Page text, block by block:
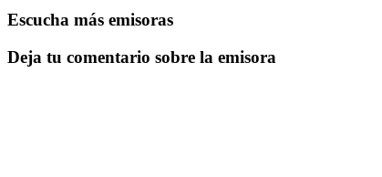
Escucha más emisoras
Deja tu comentario sobre la emisora